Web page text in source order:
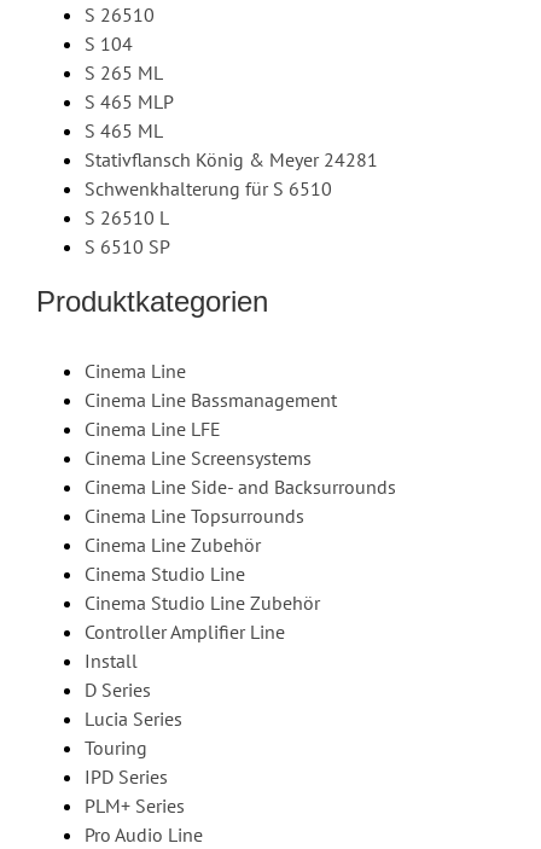
S 26510
S 104
S 265 ML
S 465 MLP
S 465 ML
Stativflansch König & Meyer 24281
Schwenkhalterung für S 6510
S 26510 L
S 6510 SP
Produktkategorien
Cinema Line
Cinema Line Bassmanagement
Cinema Line LFE
Cinema Line Screensystems
Cinema Line Side- and Backsurrounds
Cinema Line Topsurrounds
Cinema Line Zubehör
Cinema Studio Line
Cinema Studio Line Zubehör
Controller Amplifier Line
Install
D Series
Lucia Series
Touring
IPD Series
PLM+ Series
Pro Audio Line